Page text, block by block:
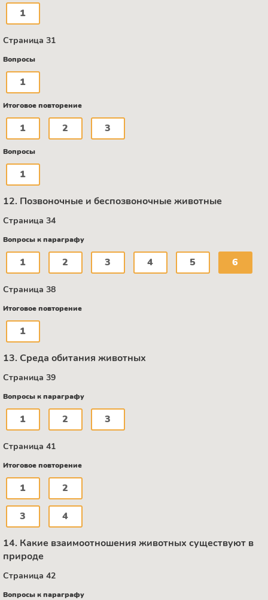
1
Страница 31
Вопросы
1
Итоговое повторение
1 2 3
Вопросы
1
12. Позвоночные и беспозвоночные животные
Страница 34
Вопросы к параграфу
1 2 3 4 5 6
Страница 38
Итоговое повторение
1
13. Среда обитания животных
Страница 39
Вопросы к параграфу
1 2 3
Страница 41
Итоговое повторение
1 2
3 4
14. Какие взаимоотношения животных существуют в
природе
Страница 42
Вопросы к параграфу